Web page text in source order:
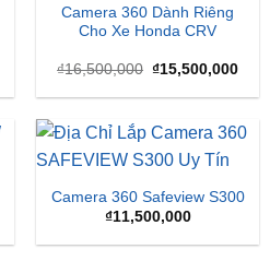
Camera 360 Dành Riêng
Cho Xe Honda CRV
₫16,500,000 Giá
là:
₫15,500,000Giá
tại
Camera 360 Safeview S300
₫11,500,000